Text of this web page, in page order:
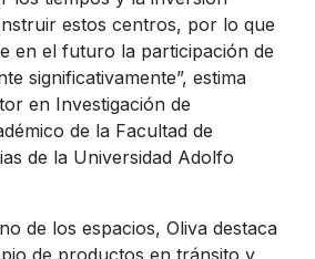
estos centros, por lo que
en el futuro la participación de
significativamente”, estima
en Investigación de
de la Facultad de
de la Universidad Adolfo
de los espacios, Oliva destaca
de productos en tránsito y